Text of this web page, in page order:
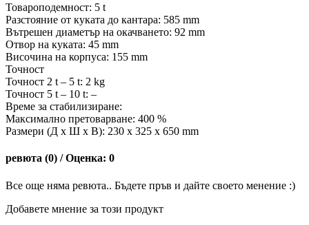
Товароподемност: 5 t
Разстояние от куката до кантара: 585 mm
Вътрешен диаметър на окачването: 92 mm
Отвор на куката: 45 mm
Височина на корпуса: 155 mm
Точност
Точност 2 t – 5 t: 2 kg
Точност 5 t – 10 t: –
Време за стабилизиране:
Максимално претоварване: 400 %
Размери (Д х Ш х В): 230 x 325 x 650 mm
ревюта (0) / Оценка: 0
Все още няма ревюта.. Бъдете пръв и дайте своето менение :)
Добавете мнение за този продукт